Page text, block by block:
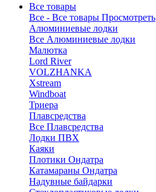
Все товары
Все - Все товары Просмотреть
Алюминиевые лодки
Все Алюминиевые лодки
Малютка
Lord River
VOLZHANKA
Xstream
Windboat
Триера
Плавсредства
Все Плавсредства
Лодки ПВХ
Каяки
Плотики Ондатра
Катамараны Ондатра
Надувные байдарки